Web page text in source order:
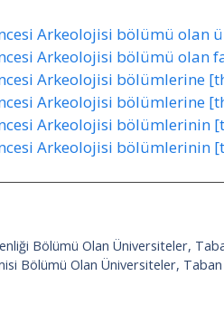
Arkeolojisi bölümü olan
Arkeolojisi bölümü olan
Arkeolojisi bölümlerine
Arkeolojisi bölümlerine
Arkeolojisi bölümlerinin
Arkeolojisi bölümlerinin
Bölümü Olan Üniversiteler,
Bölümü Olan Üniversiteler, Taban